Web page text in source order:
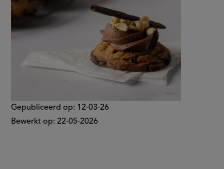
Gepubliceerd op: 12-03-26
Bewerkt op: 22-05-2026